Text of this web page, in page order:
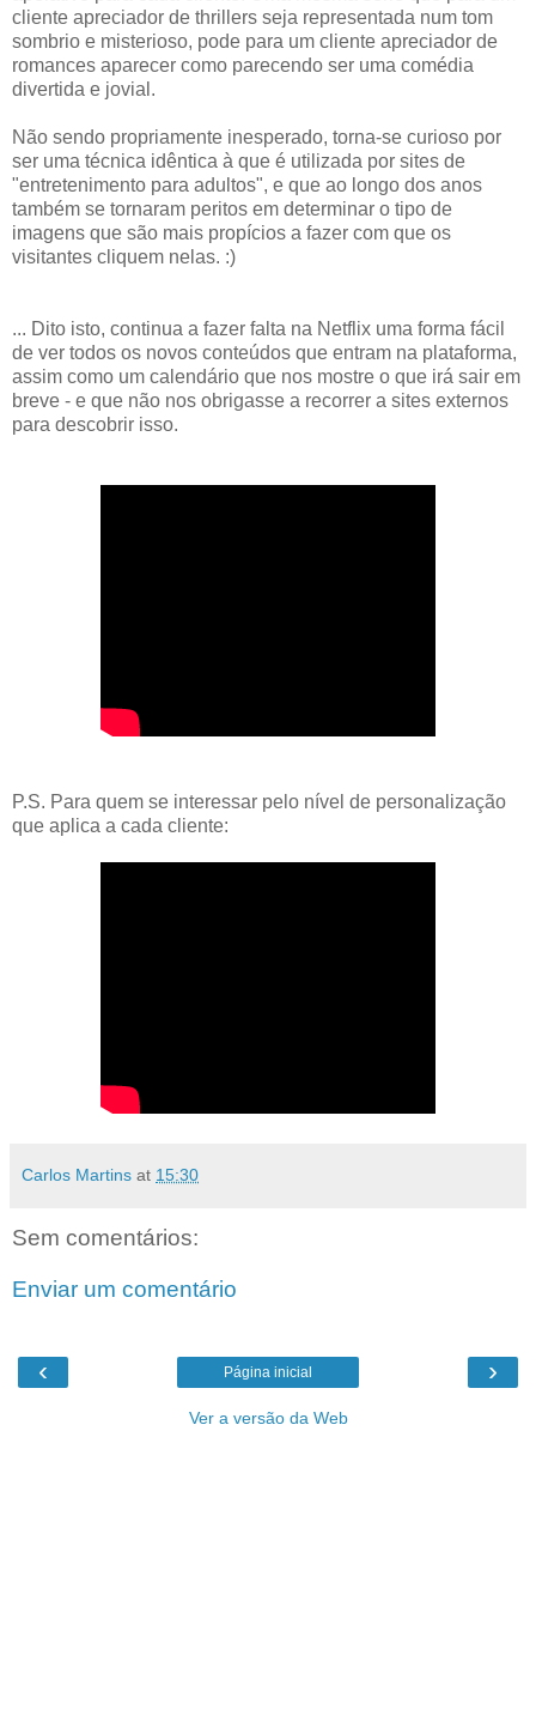
cliente apreciador de thrillers seja representada num tom
sombrio e misterioso, pode para um cliente apreciador de
romances aparecer como parecendo ser uma comédia
divertida e jovial.
Não sendo propriamente inesperado, torna-se curioso por
ser uma técnica idêntica à que é utilizada por sites de
"entretenimento para adultos", e que ao longo dos anos
também se tornaram peritos em determinar o tipo de
imagens que são mais propícios a fazer com que os
visitantes cliquem nelas. :)
... Dito isto, continua a fazer falta na Netflix uma forma fácil
de ver todos os novos conteúdos que entram na plataforma,
assim como um calendário que nos mostre o que irá sair em
breve - e que não nos obrigasse a recorrer a sites externos
para descobrir isso.
P.S. Para quem se interessar pelo nível de personalização
que aplica a cada cliente:
Carlos Martins at 15:30
Sem comentários:
Enviar um comentário
‹ ›
Página inicial
Ver a versão da Web